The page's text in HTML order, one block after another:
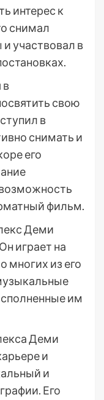
интерес к
снимал
участвовал в
в
свою
в
снимать и
его
фильм.
Деми
играет на
многих из его
им
Деми
и
и
Его